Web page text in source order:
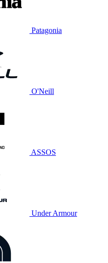
Patagonia
O'Neill
ASSOS
Under Armour